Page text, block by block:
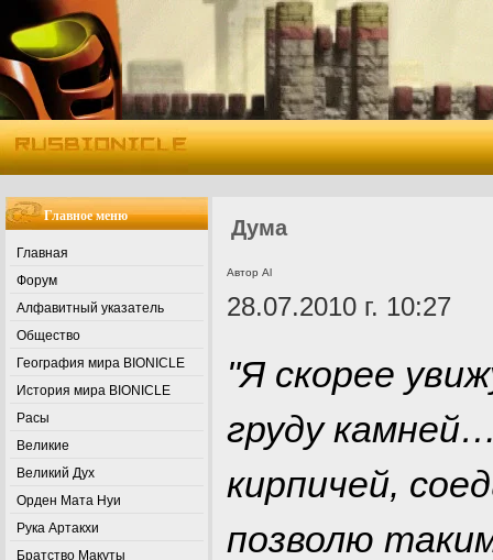
Главное меню
Главная
Форум
Алфавитный указатель
Общество
География мира BIONICLE
История мира BIONICLE
Расы
Великие
Великий Дух
Орден Мата Нуи
Рука Артакхи
Братство Макуты
Дума
Автор Al
28.07.2010 г. 10:27
"Я скорее
груду
кирпичей,
позволю